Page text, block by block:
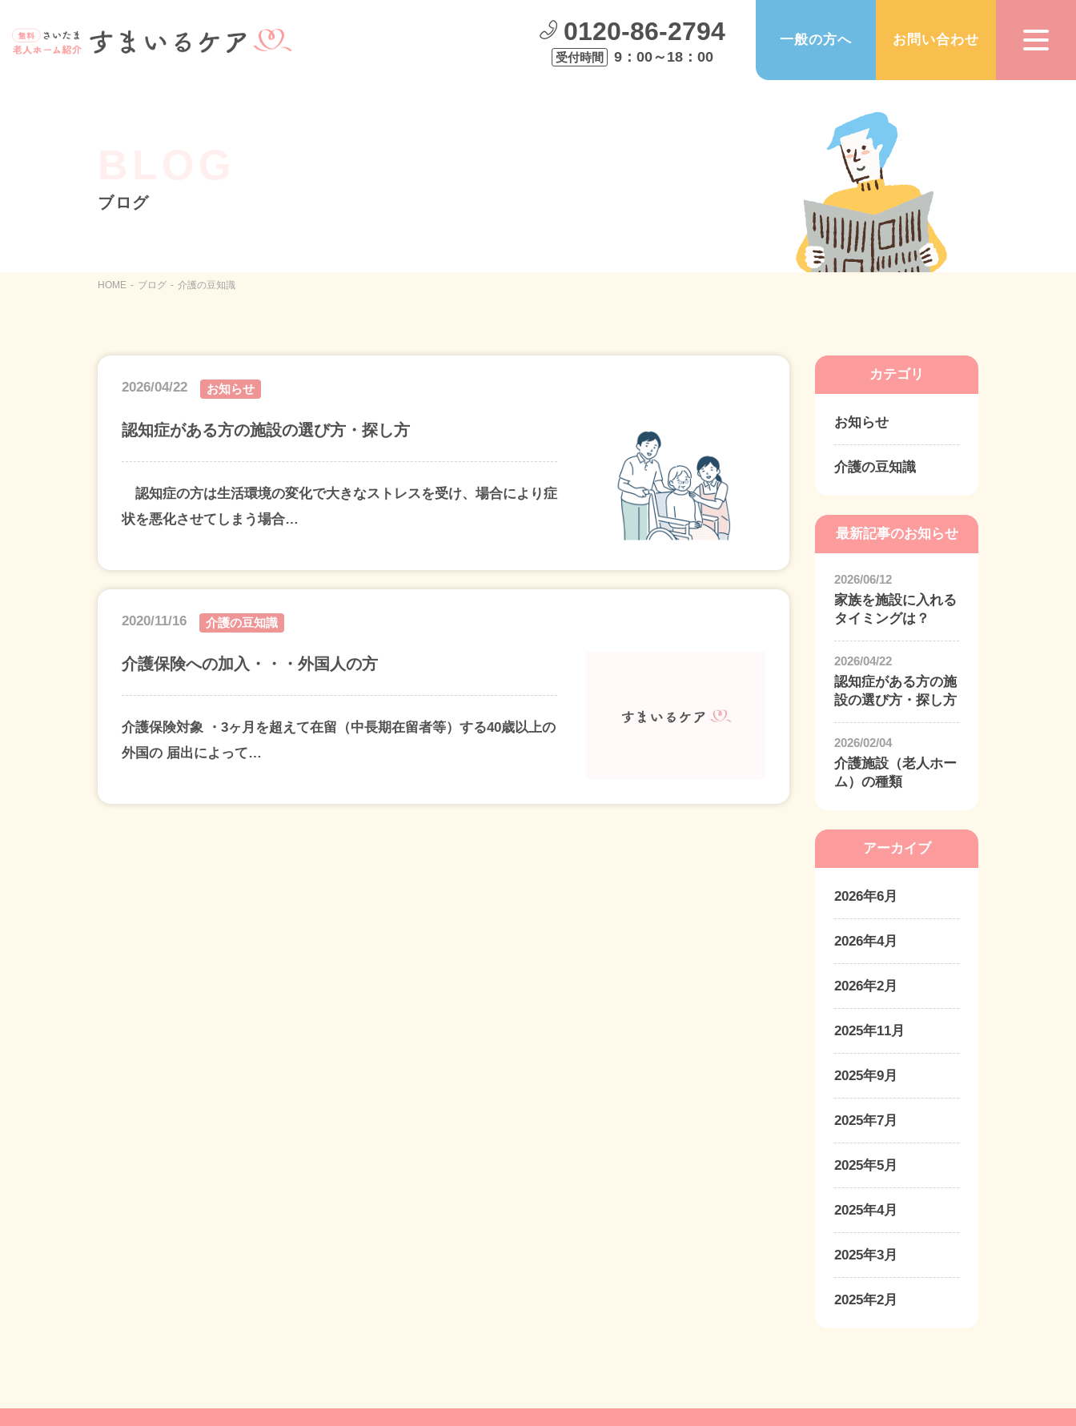
0120-86-2794
受付時間 9：00～18：00
一般の方へ お問い合わせ
ブログ
HOME ブログ 介護の豆知識
2026/04/22 お知らせ
認知症がある方の施設の選び方・探し方
認知症の方は生活環境の変化で大きなストレスを受け、場合により症
状を悪化させてしまう場合…
2020/11/16 介護の豆知識
介護保険への加入・・・外国人の方
介護保険対象 ・3ヶ月を超えて在留（中長期在留者等）する40歳以上の
外国の 届出によって…
カテゴリ
お知らせ
介護の豆知識
最新記事のお知らせ
2026/06/12
家族を施設に入れる
タイミングは？
2026/04/22
認知症がある方の施
設の選び方・探し方
2026/02/04
介護施設（老人ホー
ム）の種類
アーカイブ
2026年6月
2026年4月
2026年2月
2025年11月
2025年9月
2025年7月
2025年5月
2025年4月
2025年3月
2025年2月